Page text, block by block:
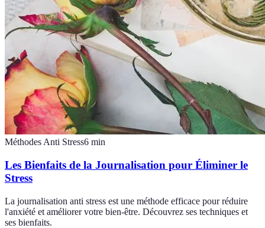
Méthodes Anti Stress6 min
Les Bienfaits de la Journalisation pour Éliminer le
Stress
La journalisation anti stress est une méthode efficace pour réduire
l'anxiété et améliorer votre bien-être. Découvrez ses techniques et
ses bienfaits.